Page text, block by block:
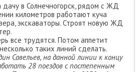
в Солнечногорск, рядом с ЖД
километров работают куча
экскаваторы. Строят новую ЖД
все трудятся. Потом аппетит
таких линий сделать.
Савельев, на данной линии к концу
28 поездов с постепенным